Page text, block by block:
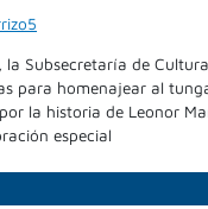
Subsecretaría de
para homenajear al
la historia de Leonor
especial